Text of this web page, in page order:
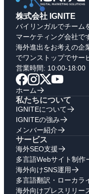
株式会社 IGNITE
バイリンガルでチーム
マーケティング会社で
海外進出をお考えの企
でワンストップでサー
営業時間: 10:00-18:00
ホーム
私たちについて
IGNITEについて
IGNITEの強み
メンバー紹介
サービス
海外SEO支援
多言語Webサイト制作
海外向けSNS運用
多言語翻訳・ローカラ
海外向けプレスリリー